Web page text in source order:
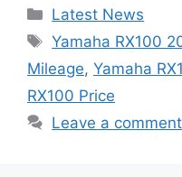
Categories
Latest News
Tags
Yamaha RX100
Mileage, Yamaha
RX100 Price
Leave a comment